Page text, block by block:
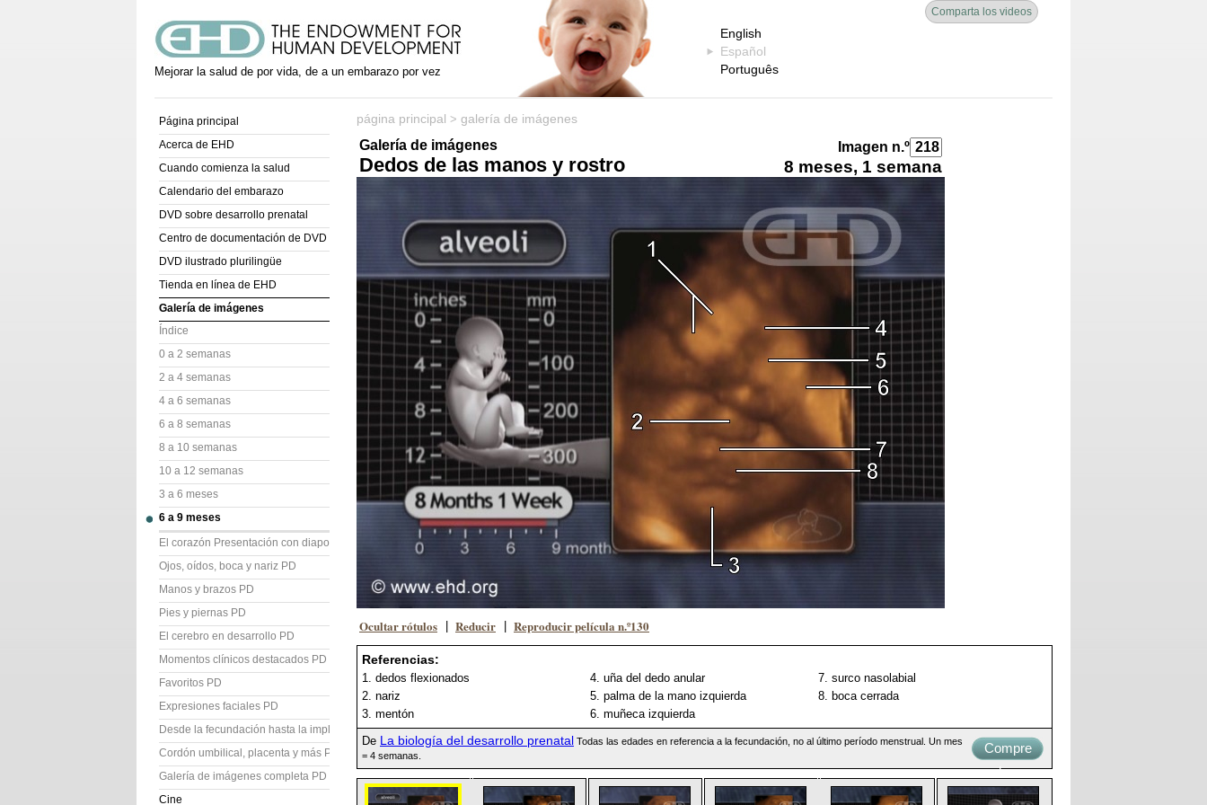
Mejorar la salud de por vida, de a un embarazo por vez
English
Español
Português
Comparta los videos
Página principal
Acerca de EHD
Cuando comienza la salud
Calendario del embarazo
DVD sobre desarrollo prenatal
Centro de documentación de DVD
DVD ilustrado plurilingüe
Tienda en línea de EHD
Galería de imágenes
Índice
0 a 2 semanas
2 a 4 semanas
4 a 6 semanas
6 a 8 semanas
8 a 10 semanas
10 a 12 semanas
3 a 6 meses
6 a 9 meses
El corazón Presentación con diapositivas (PD)
Ojos, oídos, boca y nariz PD
Manos y brazos PD
Pies y piernas PD
El cerebro en desarrollo PD
Momentos clínicos destacados PD
Favoritos PD
Expresiones faciales PD
Desde la fecundación hasta la implantación PD
Cordón umbilical, placenta y más PD
Galería de imágenes completa PD
Cine
página principal > galería de imágenes
Galería de imágenes
Dedos de las manos y rostro
Imagen n.º
8 meses, 1 semana
Ocultar rótulos Reducir Reproducir película n.º130
Referencias:
1. dedos flexionados
2. nariz
3. mentón
4. uña del dedo anular
5. palma de la mano izquierda
6. muñeca izquierda
7. surco nasolabial
8. boca cerrada
Compre
ahora
De La biología del desarrollo prenatal Todas las edades en referencia a la fecundación, no al último período menstrual. Un mes
= 4 semanas.